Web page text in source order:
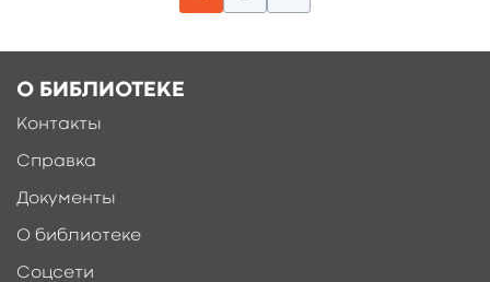
О БИБЛИОТЕКЕ
Контакты
Справка
Документы
О библиотеке
Соцсети